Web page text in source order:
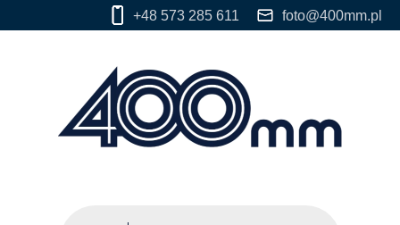
+48 573 285 611 foto@400mm.pl